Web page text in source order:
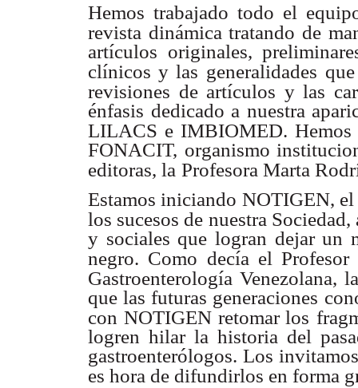
Hemos trabajado todo el
revista dinámica tratando de
artículos originales,
clínicos y las generalidades
revisiones de artículos y las
énfasis dedicado a nuestra
LILACS e IMBIOMED. Hemos
FONACIT, organismo
editoras, la Profesora Marta
Estamos iniciando NOTIGEN,
los sucesos de nuestra
y sociales que logran dejar un
negro. Como decía el Profesor
Gastroenterología Venezolana,
que las futuras generaciones
con NOTIGEN retomar los
logren hilar la historia del
gastroenterólogos. Los
es hora de difundirlos en forma